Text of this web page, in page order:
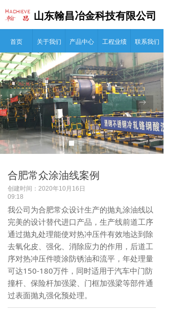
ꂃ ꁹ
首页 关于我们 产品中心 工程业绩 联系我们
山东翰昌冶金科技有限公司
合肥常众涂油线案例
创建时间： 2020年10月16日
09:18
我公司为合肥常众设计生产的抛丸涂油线以
完美的设计替代进口产品，生产线前道工序
通过抛丸处理能使对热冲压件有效地达到除
去氧化皮、强化、消除应力的作用，后道工
序对热冲压件喷涂防锈油和流平，年处理量
可达150-180万件，同时适用于汽车中门防
撞杆、保险杆加强梁、门框加强梁等部件通
过表面抛丸强化预处理。